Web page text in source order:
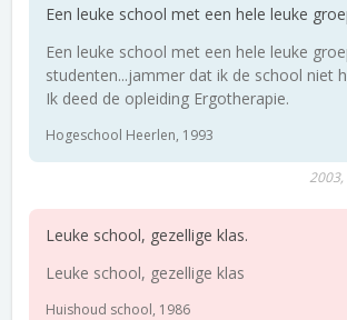
Een leuke school met een hele leuke
Een leuke school met een hele leuke
studenten...jammer dat ik de school niet
Ik deed de opleiding Ergotherapie.
Hogeschool Heerlen, 1993
Leuke school, gezellige klas.
Leuke school, gezellige klas
Huishoud school, 1986